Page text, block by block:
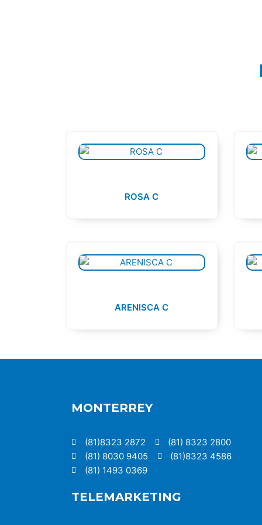
ROSA C
ARENISCA C
MONTERREY
(81)8323 2872
(81) 8323 2800
(81) 8030 9405
(81)8323 4586
(81) 1493 0369
TELEMARKETING